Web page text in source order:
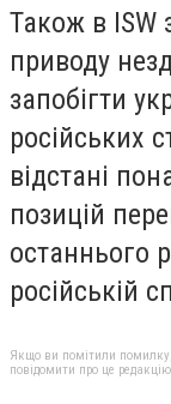
Також в ISW
приводу
запобігти
російських
відстані
позицій
останнього
російській
Якщо ви помітили помилку,
повідомити про це редакцію